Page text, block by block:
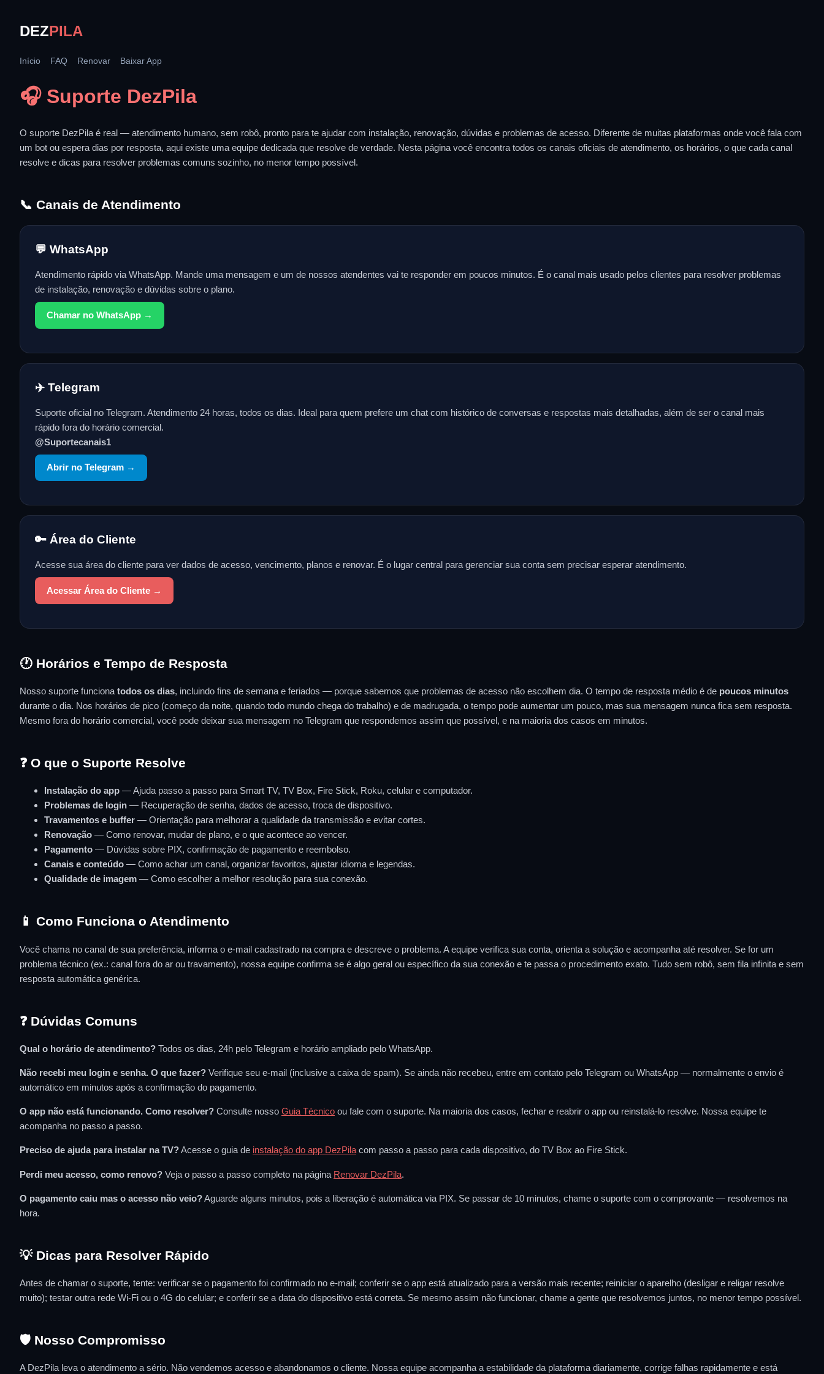
DEZPILA
Início FAQ Renovar Baixar App
🎧 Suporte DezPila
O suporte DezPila é real — atendimento humano, sem robô, pronto para te ajudar com instalação, renovação, dúvidas e problemas de acesso. Diferente de muitas plataformas onde você fala com
um bot ou espera dias por resposta, aqui existe uma equipe dedicada que resolve de verdade. Nesta página você encontra todos os canais oficiais de atendimento, os horários, o que cada canal
resolve e dicas para resolver problemas comuns sozinho, no menor tempo possível.
📞 Canais de Atendimento
💬 WhatsApp
Atendimento rápido via WhatsApp. Mande uma mensagem e um de nossos atendentes vai te responder em poucos minutos. É o canal mais usado pelos clientes para resolver problemas
de instalação, renovação e dúvidas sobre o plano.
Chamar no WhatsApp →
✈️ Telegram
Suporte oficial no Telegram. Atendimento 24 horas, todos os dias. Ideal para quem prefere um chat com histórico de conversas e respostas mais detalhadas, além de ser o canal mais
rápido fora do horário comercial.
@Suportecanais1
Abrir no Telegram →
🔑 Área do Cliente
Acesse sua área do cliente para ver dados de acesso, vencimento, planos e renovar. É o lugar central para gerenciar sua conta sem precisar esperar atendimento.
Acessar Área do Cliente →
🕐 Horários e Tempo de Resposta
Nosso suporte funciona todos os dias, incluindo fins de semana e feriados — porque sabemos que problemas de acesso não escolhem dia. O tempo de resposta médio é de poucos minutos
durante o dia. Nos horários de pico (começo da noite, quando todo mundo chega do trabalho) e de madrugada, o tempo pode aumentar um pouco, mas sua mensagem nunca fica sem resposta.
Mesmo fora do horário comercial, você pode deixar sua mensagem no Telegram que respondemos assim que possível, e na maioria dos casos em minutos.
❓ O que o Suporte Resolve
Instalação do app — Ajuda passo a passo para Smart TV, TV Box, Fire Stick, Roku, celular e computador.
Problemas de login — Recuperação de senha, dados de acesso, troca de dispositivo.
Travamentos e buffer — Orientação para melhorar a qualidade da transmissão e evitar cortes.
Renovação — Como renovar, mudar de plano, e o que acontece ao vencer.
Pagamento — Dúvidas sobre PIX, confirmação de pagamento e reembolso.
Canais e conteúdo — Como achar um canal, organizar favoritos, ajustar idioma e legendas.
Qualidade de imagem — Como escolher a melhor resolução para sua conexão.
📱 Como Funciona o Atendimento
Você chama no canal de sua preferência, informa o e-mail cadastrado na compra e descreve o problema. A equipe verifica sua conta, orienta a solução e acompanha até resolver. Se for um
problema técnico (ex.: canal fora do ar ou travamento), nossa equipe confirma se é algo geral ou específico da sua conexão e te passa o procedimento exato. Tudo sem robô, sem fila infinita e sem
resposta automática genérica.
❓ Dúvidas Comuns
Qual o horário de atendimento? Todos os dias, 24h pelo Telegram e horário ampliado pelo WhatsApp.
Não recebi meu login e senha. O que fazer? Verifique seu e-mail (inclusive a caixa de spam). Se ainda não recebeu, entre em contato pelo Telegram ou WhatsApp — normalmente o envio é
automático em minutos após a confirmação do pagamento.
O app não está funcionando. Como resolver? Consulte nosso Guia Técnico ou fale com o suporte. Na maioria dos casos, fechar e reabrir o app ou reinstalá-lo resolve. Nossa equipe te
acompanha no passo a passo.
Preciso de ajuda para instalar na TV?Acesse o guia de instalação do app DezPila com passo a passo para cada dispositivo, do TV Box ao Fire Stick.
Perdi meu acesso, como renovo? Veja o passo a passo completo na página Renovar DezPila.
O pagamento caiu mas o acesso não veio?Aguarde alguns minutos, pois a liberação é automática via PIX. Se passar de 10 minutos, chame o suporte com o comprovante — resolvemos na
hora.
💡 Dicas para Resolver Rápido
Antes de chamar o suporte, tente: verificar se o pagamento foi confirmado no e-mail; conferir se o app está atualizado para a versão mais recente; reiniciar o aparelho (desligar e religar resolve
muito); testar outra rede Wi-Fi ou o 4G do celular; e conferir se a data do dispositivo está correta. Se mesmo assim não funcionar, chame a gente que resolvemos juntos, no menor tempo possível.
🛡️ Nosso Compromisso
A DezPila leva o atendimento a sério. Não vendemos acesso e abandonamos o cliente. Nossa equipe acompanha a estabilidade da plataforma diariamente, corrige falhas rapidamente e está